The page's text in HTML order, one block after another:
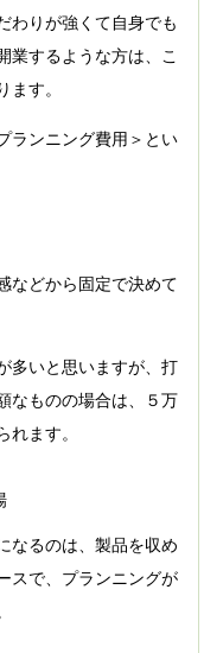
わりが強くて自身でも
業するような方は、こ
ます。
ランニング費用＞とい
などから固定で決めて
多いと思いますが、打
なものの場合は、５万
れます。
なるのは、製品を収め
スで、プランニングが